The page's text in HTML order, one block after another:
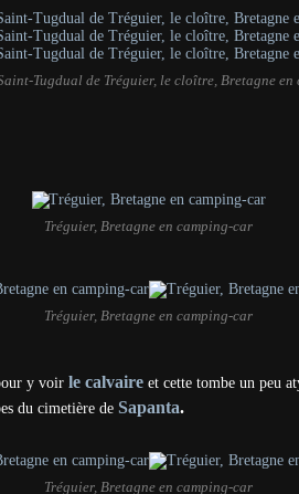
Tugdual de Tréguier, le cloître, Bretagne en
Tréguier, Bretagne en camping-car
Tréguier, Bretagne en camping-car
y voir le calvaire et cette tombe un peu
du cimetière de Sapanta.
Tréguier, Bretagne en camping-car